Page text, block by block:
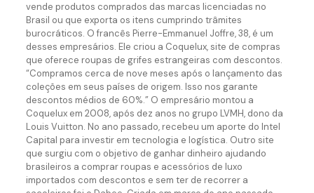
vende produtos comprados das marcas licenciadas no
Brasil ou que exporta os itens cumprindo trâmites
burocráticos. O francês Pierre-Emmanuel Joffre, 38, é um
desses empresários. Ele criou a Coquelux, site de compras
que oferece roupas de grifes estrangeiras com descontos.
“Compramos cerca de nove meses após o lançamento das
coleções em seus países de origem. Isso nos garante
descontos médios de 60%.” O empresário montou a
Coquelux em 2008, após dez anos no grupo LVMH, dono da
Louis Vuitton. No ano passado, recebeu um aporte do Intel
Capital para investir em tecnologia e logística. Outro site
que surgiu com o objetivo de ganhar dinheiro ajudando
brasileiros a comprar roupas e acessórios de luxo
importados com descontos e sem ter de recorrer a